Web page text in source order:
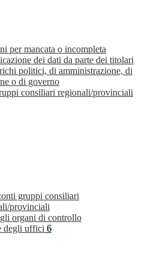
per mancata o incompleta
dei dati da parte dei titolari
politici, di amministrazione, di
o di governo
consiliari regionali/provinciali
gruppi consiliari
provinciali
organi di controllo
degli uffici 6